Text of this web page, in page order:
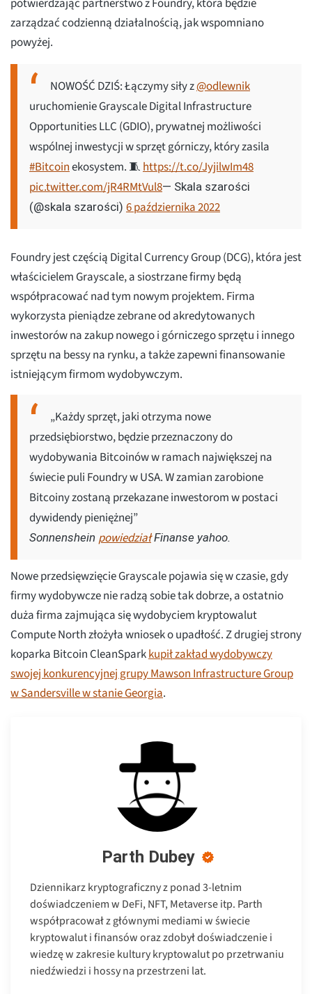
potwierdzając partnerstwo z Foundry, która będzie
zarządzać codzienną działalnością, jak wspomniano
powyżej.
NOWOŚĆ DZIŚ: Łączymy siły z@odlewnik
uruchomienie Grayscale Digital Infrastructure
Opportunities LLC (GDIO), prywatnej możliwości
wspólnej inwestycji w sprzęt górniczy, który zasila
#Bitcoinekosystem. 🧵https://t.co/JyjilwIm48
pic.twitter.com/jR4RMtVul8— Skala szarości
(@skala szarości) 6 października 2022
Foundry jest częścią Digital Currency Group (DCG), która jest
właścicielem Grayscale, a siostrzane firmy będą
współpracować nad tym nowym projektem. Firma
wykorzysta pieniądze zebrane od akredytowanych
inwestorów na zakup nowego i górniczego sprzętu i innego
sprzętu na bessy na rynku, a także zapewni finansowanie
istniejącym firmom wydobywczym.
„Każdy sprzęt, jaki otrzyma nowe
przedsiębiorstwo, będzie przeznaczony do
wydobywania Bitcoinów w ramach największej na
świecie puli Foundry w USA. W zamian zarobione
Bitcoiny zostaną przekazane inwestorom w postaci
dywidendy pieniężnej”
Sonnenshein powiedziałFinanse yahoo.
Nowe przedsięwzięcie Grayscale pojawia się w czasie, gdy
firmy wydobywcze nie radzą sobie tak dobrze, a ostatnio
duża firma zajmująca się wydobyciem kryptowalut
Compute North złożyła wniosek o upadłość. Z drugiej strony
koparka Bitcoin CleanSparkkupił zakład wydobywczy
swojej konkurencyjnej grupy Mawson Infrastructure Group
w Sandersville w stanie Georgia.
Parth Dubey
Dziennikarz kryptograficzny z ponad 3-letnim
doświadczeniem w DeFi, NFT, Metaverse itp. Parth
współpracował z głównymi mediami w świecie
kryptowalut i finansów oraz zdobył doświadczenie i
wiedzę w zakresie kultury kryptowalut po przetrwaniu
niedźwiedzi i hossy na przestrzeni lat.